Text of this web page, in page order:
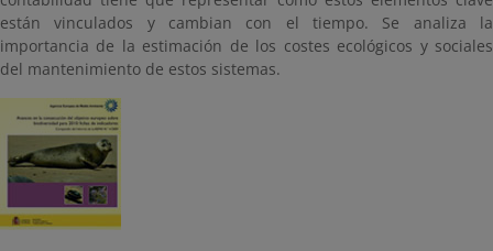
están vinculados y cambian con el tiempo. Se analiza la
importancia de la estimación de los costes ecológicos y sociales
del mantenimiento de estos sistemas.